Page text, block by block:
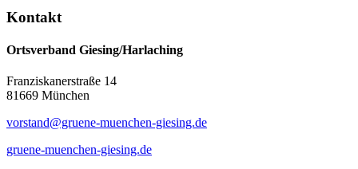
Kontakt
Ortsverband Giesing/Harlaching
Franziskanerstraße 14
81669 München
vorstand@gruene-muenchen-giesing.de
gruene-muenchen-giesing.de